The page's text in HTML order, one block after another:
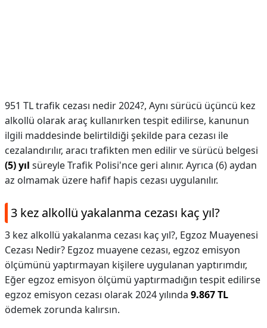
951 TL trafik cezası nedir 2024?, Aynı sürücü üçüncü kez
alkollü olarak araç kullanırken tespit edilirse, kanunun
ilgili maddesinde belirtildiği şekilde para cezası ile
cezalandırılır, aracı trafikten men edilir ve sürücü belgesi
(5) yıl süreyle Trafik Polisi'nce geri alınır. Ayrıca (6) aydan
az olmamak üzere hafif hapis cezası uygulanılır.
3 kez alkollü yakalanma cezası kaç yıl?
3 kez alkollü yakalanma cezası kaç yıl?, Egzoz Muayenesi
Cezası Nedir? Egzoz muayene cezası, egzoz emisyon
ölçümünü yaptırmayan kişilere uygulanan yaptırımdır,
Eğer egzoz emisyon ölçümü yaptırmadığın tespit edilirse
egzoz emisyon cezası olarak 2024 yılında 9.867 TL
ödemek zorunda kalırsın.